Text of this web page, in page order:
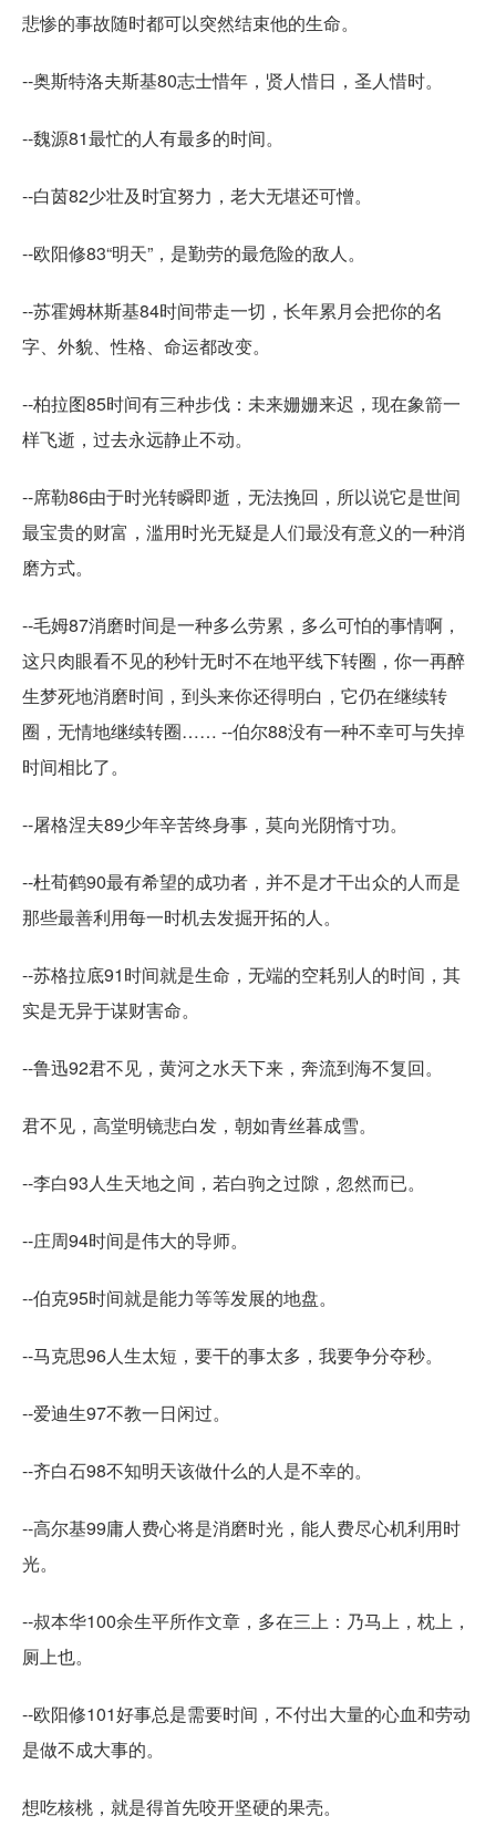
悲惨的事故随时都可以突然结束他的生命。
--奥斯特洛夫斯基80志士惜年，贤人惜日，圣人惜时。
--魏源81最忙的人有最多的时间。
--白茵82少壮及时宜努力，老大无堪还可憎。
--欧阳修83“明天”，是勤劳的最危险的敌人。
--苏霍姆林斯基84时间带走一切，长年累月会把你的名
字、外貌、性格、命运都改变。
--柏拉图85时间有三种步伐：未来姗姗来迟，现在象箭一
样飞逝，过去永远静止不动。
--席勒86由于时光转瞬即逝，无法挽回，所以说它是世间
最宝贵的财富，滥用时光无疑是人们最没有意义的一种消
磨方式。
--毛姆87消磨时间是一种多么劳累，多么可怕的事情啊，
这只肉眼看不见的秒针无时不在地平线下转圈，你一再醉
生梦死地消磨时间，到头来你还得明白，它仍在继续转
圈，无情地继续转圈…… --伯尔88没有一种不幸可与失掉
时间相比了。
--屠格涅夫89少年辛苦终身事，莫向光阴惰寸功。
--杜荀鹤90最有希望的成功者，并不是才干出众的人而是
那些最善利用每一时机去发掘开拓的人。
--苏格拉底91时间就是生命，无端的空耗别人的时间，其
实是无异于谋财害命。
--鲁迅92君不见，黄河之水天下来，奔流到海不复回。
君不见，高堂明镜悲白发，朝如青丝暮成雪。
--李白93人生天地之间，若白驹之过隙，忽然而已。
--庄周94时间是伟大的导师。
--伯克95时间就是能力等等发展的地盘。
--马克思96人生太短，要干的事太多，我要争分夺秒。
--爱迪生97不教一日闲过。
--齐白石98不知明天该做什么的人是不幸的。
--高尔基99庸人费心将是消磨时光，能人费尽心机利用时
光。
--叔本华100余生平所作文章，多在三上：乃马上，枕上，
厕上也。
--欧阳修101好事总是需要时间，不付出大量的心血和劳动
是做不成大事的。
想吃核桃，就是得首先咬开坚硬的果壳。